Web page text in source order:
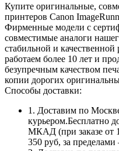
Купите оригинальные,
принтеров Canon
Фирменные модели с
совместимые аналоги
стабильной и
работаем более 10 лет и
безупречным качеством
копии дорогих
Способы доставки:
1. Доставим по
курьером.Бесплатно
МКАД (при заказе от
350 руб, за пределами